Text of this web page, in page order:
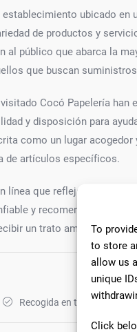
To
to store
allow us
unique
Click
ubicado en
de productos y
al público que abarca la
que buscan
Cocó Papelería han
y disposición para
como un lugar
de artículos específicos.
línea que refleja la
y recomendada para
un trato amable y
Recogida en tienda